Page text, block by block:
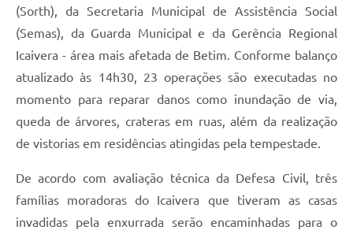
(Sorth), da Secretaria Municipal de Assistência Social
(Semas), da Guarda Municipal e da Gerência Regional
Icaivera - área mais afetada de Betim. Conforme balanço
atualizado às 14h30, 23 operações são executadas no
momento para reparar danos como inundação de via,
queda de árvores, crateras em ruas, além da realização
de vistorias em residências atingidas pela tempestade.
De acordo com avaliação técnica da Defesa Civil, três
famílias moradoras do Icaivera que tiveram as casas
invadidas pela enxurrada serão encaminhadas para o